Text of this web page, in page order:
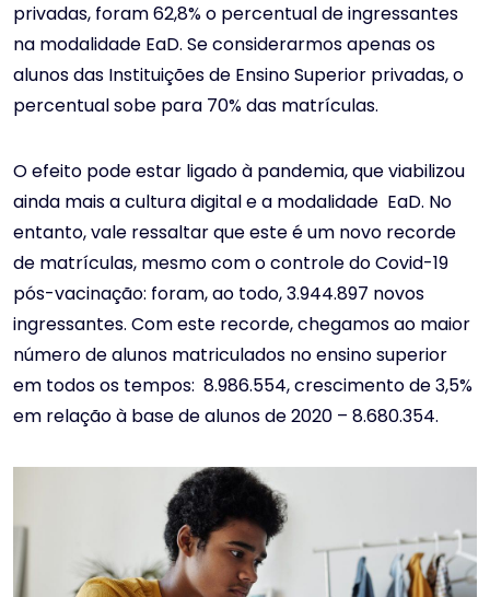
privadas, foram 62,8% o percentual de ingressantes
na modalidade EaD. Se considerarmos apenas os
alunos das Instituições de Ensino Superior privadas, o
percentual sobe para 70% das matrículas.
O efeito pode estar ligado à pandemia, que viabilizou
ainda mais a cultura digital e a modalidade EaD. No
entanto, vale ressaltar que este é um novo recorde
de matrículas, mesmo com o controle do Covid-19
pós-vacinação: foram, ao todo, 3.944.897 novos
ingressantes. Com este recorde, chegamos ao maior
número de alunos matriculados no ensino superior
em todos os tempos: 8.986.554, crescimento de 3,5%
em relação à base de alunos de 2020 – 8.680.354.